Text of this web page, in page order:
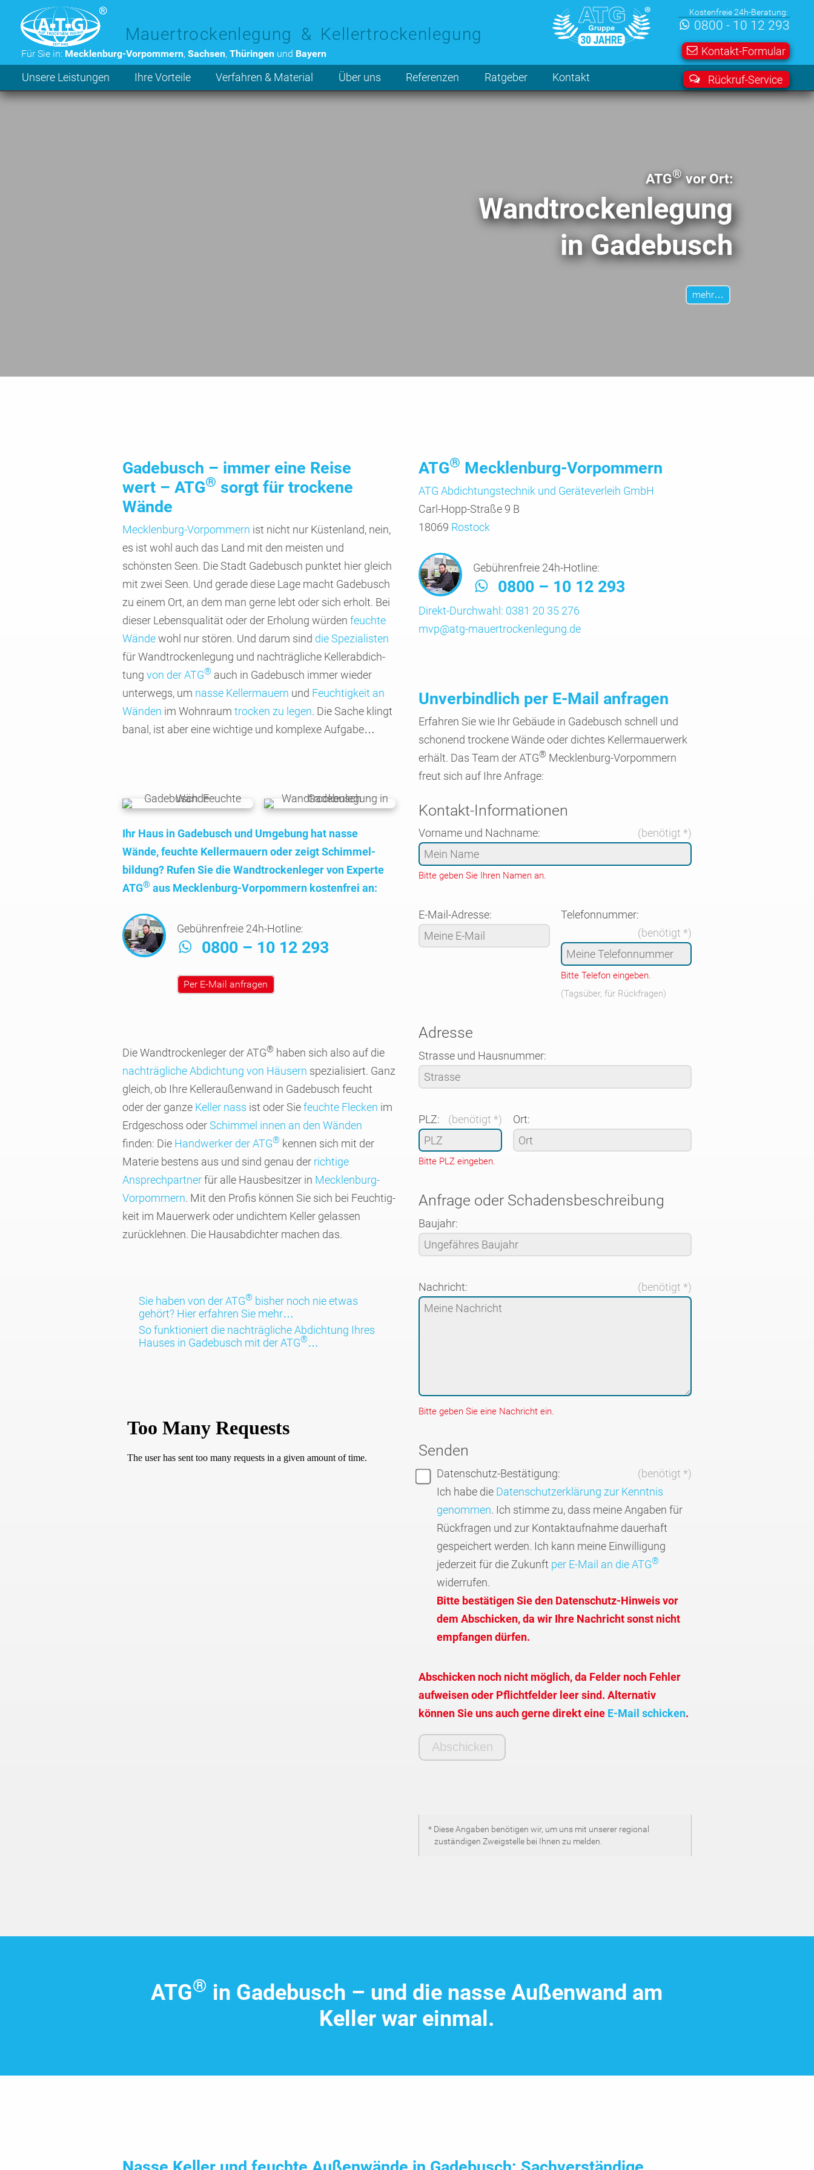
Zum Hauptinhalt der Seite
Mauertrockenlegung & Kellertrockenlegung
Für Sie in: Mecklenburg-Vorpommern, Sachsen, Thüringenund Bayern
Kostenfreie 24h-Beratung:
0800 - 10 12 293
Kontakt-Formular
Unsere Leistungen Ihre Vorteile Verfahren & Material Über uns Referenzen Ratgeber Kontakt Rückruf-Service
ATG®vor Ort:
Wandtrocken­legung
in Gadebusch
mehr…
Gadebusch – immer eine Reise
wert – ATG® sorgt für trockene
Wände
Mecklen­burg-Vorpom­mern ist nicht nur Küsten­land, nein,
es ist wohl auch das Land mit den meisten und
schönsten Seen. Die Stadt Gade­busch punktet hier gleich
mit zwei Seen. Und gerade diese Lage macht Gade­busch
zu einem Ort, an dem man gerne lebt oder sich erholt. Bei
dieser Lebens­quali­tät oder der Erho­lung würden feuchte
Wändewohl nur stören. Und darum sind die Spezia­listen
für Wand­trocken­legung und nach­träg­liche Keller­abdich­
tung von der ATG®auch in Gade­busch immer wieder
unter­wegs, um nasse Keller­mauern und Feuch­tig­keit an
Wänden im Wohn­raum trocken zu legen. Die Sache klingt
banal, ist aber eine wichtige und komplexe Aufgabe…
Ihr Haus in Gade­busch und Umgebung hat nasse
Wände, feuchte Keller­mauern oder zeigt Schimmel­
bildung? Rufen Sie die Wand­trocken­leger von Experte
ATG® aus Mecklen­burg-Vorpom­mern kosten­frei an:
Gebührenfreie 24h-Hotline:
0800 – 10 12 293
Per E-Mail anfragen
Die Wand­trocken­leger der ATG® haben sich also auf die
nach­träg­liche Abdich­tung von Häusern spezia­lisiert. Ganz
gleich, ob Ihre Keller­außen­wand in Gade­busch feucht
oder der ganze Keller nass ist oder Siefeuchte Flecken im
Erdge­schoss oderSchimmel innen an den Wänden
finden: Die Hand­werker der ATG®kennen sich mit der
Materie bestens aus und sind genau der richtige
Ansprech­partnerfür alle Hausbe­sitzer in Mecklen­burg-
Vorpom­mern. Mit den Profis können Sie sich bei Feuch­tig­
keit im Mauer­werk oder undichtem Keller gelassen
zurück­lehnen. Die Hausab­dichter machen das.
Sie haben von der ATG®bisher noch nie etwas
gehört? Hier erfahren Sie mehr…
So funktio­niert die nach­träg­liche Abdich­tung Ihres
Hauses in Gade­busch mit der ATG®…
ATG® Mecklenburg-Vorpommern
ATG Abdichtungs­technik und Geräte­verleih GmbH
Carl-Hopp-Straße 9 B
18069 Rostock
Gebührenfreie 24h-Hotline:
0800 – 10 12 293
Direkt-Durchwahl: 0381 20 35 276
mvp@atg-mauertrockenlegung.de
Unverbindlich per E-Mail anfragen
Erfahren Sie wie Ihr Gebäude in Gade­busch schnell und
schonend trockene Wände oder dichtes Keller­mauer­werk
erhält. Das Team der ATG® Mecklen­burg-Vorpom­mern
freut sich auf Ihre Anfrage:
Kontakt-Informationen
Vorname und Nachname: (benötigt *)
Bitte geben Sie Ihren Namen an.
E-Mail-Adresse:
Telefonnummer:
(benötigt *)
Bitte Telefon eingeben.
(Tagsüber, für Rückfragen)
Adresse
Strasse und Hausnummer:
PLZ: (benötigt *)
Bitte PLZ eingeben.
Ort:
Anfrage oder Schadensbeschreibung
Baujahr:
Nachricht: (benötigt *)
Bitte geben Sie eine Nachricht ein.
Senden
Datenschutz-Bestätigung:
(benötigt *)
Ich habe die Datenschutzerklärung zur Kenntnis
genommen. Ich stimme zu, dass meine Angaben für
Rückfragen und zur Kontaktaufnahme dauerhaft
gespeichert werden. Ich kann meine Einwilligung
jederzeit für die Zukunft per E-Mail an die ATG®
widerrufen.
Bitte bestätigen Sie den Datenschutz-Hinweis vor
dem Abschicken, da wir Ihre Nachricht sonst nicht
empfangen dürfen.
Abschicken noch nicht möglich, da Felder noch Fehler
aufweisen oder Pflichtfelder leer sind. Alternativ
können Sie uns auch gerne direkt eine E-Mail schicken.
* Diese Angaben benötigen wir, um uns mit unserer regional
zuständigen Zweigstelle bei Ihnen zu melden.
ATG® in Gadebusch – und die nasse Außenwand am
Keller war einmal.